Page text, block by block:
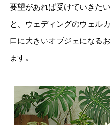
要望があれば受けていきた
と、ウェディングのウェル
口に大きいオブジェになる
ます。